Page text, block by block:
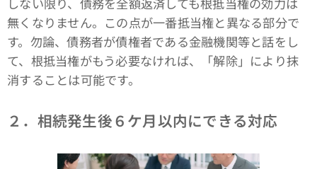
無くなりません。この点が一番抵当権と異なる部分で
す。勿論、債務者が債権者である金融機関等と話をし
て、根抵当権がもう必要なければ、「解除」により抹
消することは可能です。
２．相続発生後６ケ月以内にできる対応